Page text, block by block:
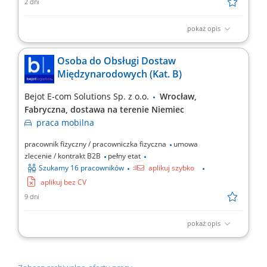
pokaż opis
Opis stanowiska: Aktywne pozyskiwanie klientów z rynku B2B
oraz rozwój sprzedaży usług transportowych. Prowadzenie
pełnego procesu sprzedażowego – od pierwszego kontaktu po
finalizację umowy. Budowanie długofalowych relacji z klientami
Osoba do Obsługi Dostaw
Międzynarodowych (Kat. B)
Bejot E-com Solutions Sp. z o.o.
Wrocław,
Fabryczna, dostawa na terenie Niemiec
praca mobilna
pracownik fizyczny / pracowniczka fizyczna
umowa
zlecenie / kontrakt B2B
pełny etat
Szukamy 16 pracowników
aplikuj szybko
aplikuj bez CV
9 dni
pokaż opis
Opis stanowiska Będziesz odpowiadać za bezpieczny przewóz i